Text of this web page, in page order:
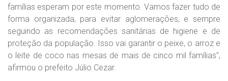
famílias esperam por este momento. Vamos fazer tudo de
forma organizada, para evitar aglomerações, e sempre
seguindo as recomendações sanitárias de higiene e de
proteção da população. Isso vai garantir o peixe, o arroz e
o leite de coco nas mesas de mais de cinco mil famílias”,
afirmou o prefeito Júlio Cezar.